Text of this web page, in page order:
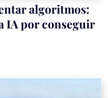
algoritmos:
IA por conseguir